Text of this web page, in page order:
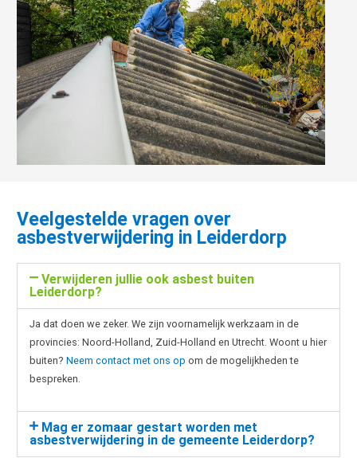
Veelgestelde vragen over
asbestverwijdering in Leiderdorp
Verwijderen jullie ook asbest buiten
Leiderdorp?
Ja dat doen we zeker. We zijn voornamelijk werkzaam in de
provincies: Noord-Holland, Zuid-Holland en Utrecht. Woont u hier
buiten? Neem contact met ons op om de mogelijkheden te
bespreken.
Mag er zomaar gestart worden met
asbestverwijdering in de gemeente Leiderdorp?